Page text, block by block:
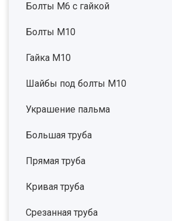
Болты М6 с гайкой
Болты М10
Гайка М10
Шайбы под болты М10
Украшение пальма
Большая труба
Прямая труба
Кривая труба
Срезанная труба